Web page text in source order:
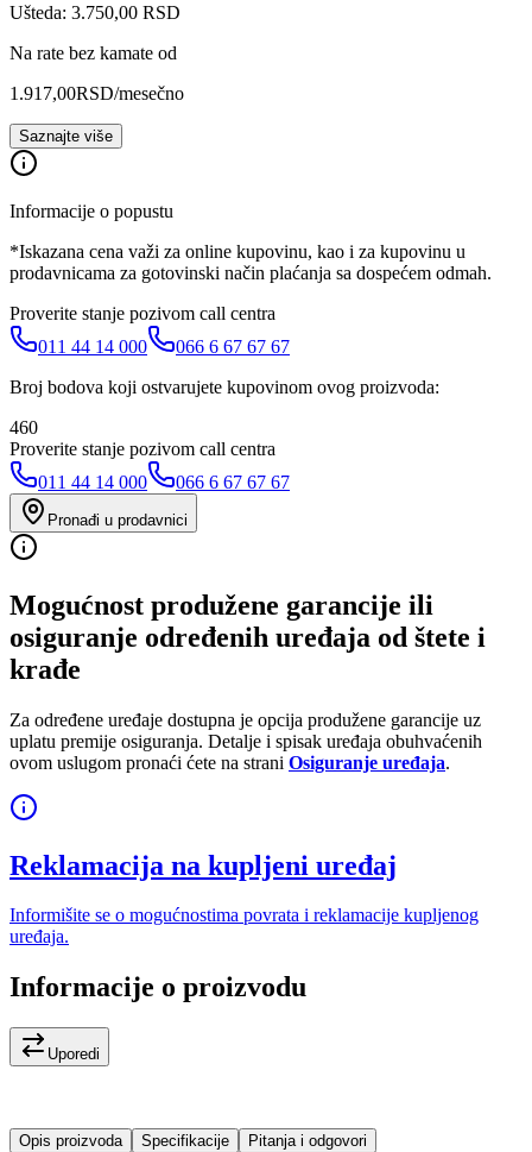
Ušteda: 3.750,00 RSD
Na rate bez kamate od
1.917,00RSD/mesečno
Saznajte više
Informacije o popustu
*Iskazana cena važi za online kupovinu, kao i za kupovinu u
prodavnicama za gotovinski način plaćanja sa dospećem odmah.
Proverite stanje pozivom call centra
011 44 14 000
066 6 67 67 67
Broj bodova koji ostvarujete kupovinom ovog proizvoda:
460
Proverite stanje pozivom call centra
011 44 14 000
066 6 67 67 67
Pronađi u prodavnici
Mogućnost produžene garancije ili
osiguranje određenih uređaja od štete i
krađe
Za određene uređaje dostupna je opcija produžene garancije uz
uplatu premije osiguranja. Detalje i spisak uređaja obuhvaćenih
ovom uslugom pronaći ćete na strani Osiguranje uređaja.
Reklamacija na kupljeni uređaj
Informišite se o mogućnostima povrata i reklamacije kupljenog
uređaja.
Informacije o proizvodu
Uporedi
Opis proizvoda Specifikacije Pitanja i odgovori